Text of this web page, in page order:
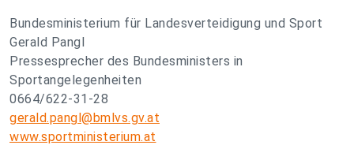
Bundesministerium für Landesverteidigung und Sport
Gerald Pangl
Pressesprecher des Bundesministers in
Sportangelegenheiten
0664/622-31-28
gerald.pangl@bmlvs.gv.at
www.sportministerium.at